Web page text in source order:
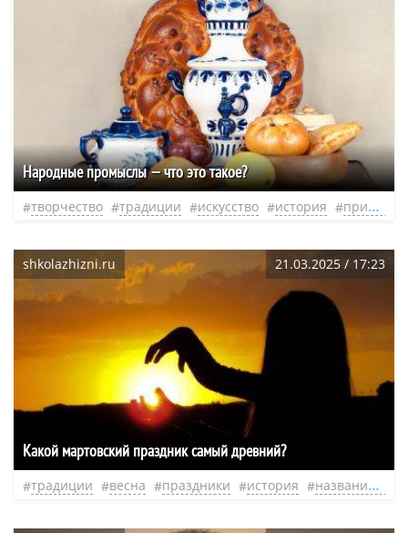
Народные промыслы — что это такое?
творчество традиции искусство история прикладное искусство
shkolazhizni.ru 21.03.2025 / 17:23
Какой мартовский праздник самый древний?
традиции весна праздники история название праздника